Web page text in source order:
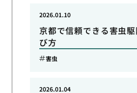
京都で信頼できる害虫
び方
2026.01.10
害虫
2026.01.04